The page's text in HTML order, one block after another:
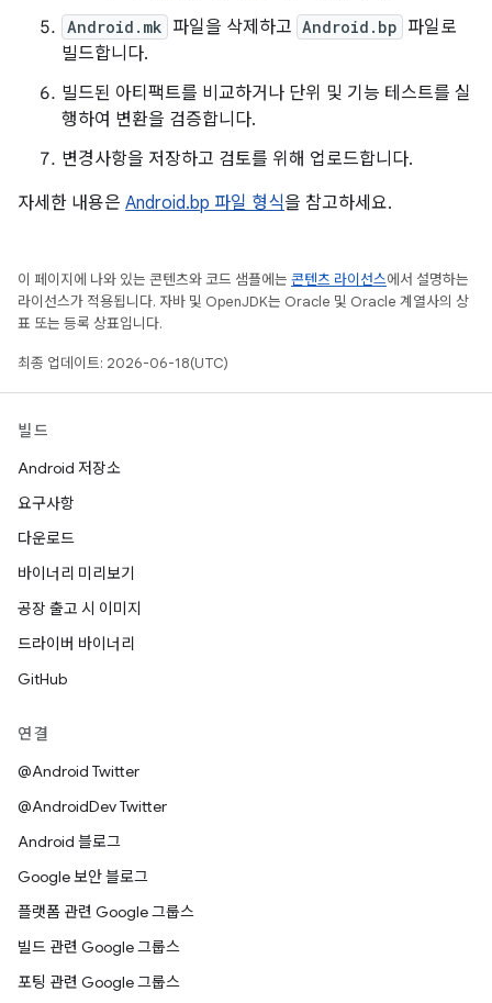
Android.mk 파일을 삭제하고 Android.bp 파일로
빌드합니다.
빌드된 아티팩트를 비교하거나 단위 및 기능 테스트를 실
행하여 변환을 검증합니다.
변경사항을 저장하고 검토를 위해 업로드합니다.
자세한 내용은 Android.bp 파일 형식을 참고하세요.
이 페이지에 나와 있는 콘텐츠와 코드 샘플에는 콘텐츠 라이선스에서 설명하는
라이선스가 적용됩니다. 자바 및 OpenJDK는 Oracle 및 Oracle 계열사의 상
표 또는 등록 상표입니다.
최종 업데이트: 2026-06-18(UTC)
빌드
Android 저장소
요구사항
다운로드
바이너리 미리보기
공장 출고 시 이미지
드라이버 바이너리
GitHub
연결
@Android Twitter
@AndroidDev Twitter
Android 블로그
Google 보안 블로그
플랫폼 관련 Google 그룹스
빌드 관련 Google 그룹스
포팅 관련 Google 그룹스